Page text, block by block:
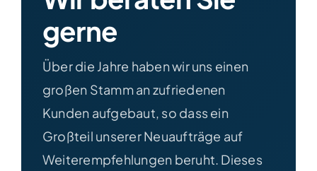
gerne
Über die Jahre haben wir uns einen
großen Stamm an zufriedenen
Kunden aufgebaut, so dass ein
Großteil unserer Neuaufträge auf
Weiterempfehlungen beruht. Dieses